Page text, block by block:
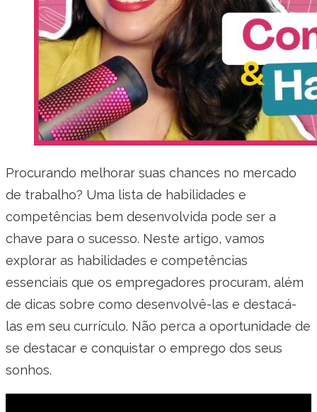
Procurando melhorar suas chances no mercado
de trabalho? Uma lista de habilidades e
competências bem desenvolvida pode ser a
chave para o sucesso. Neste artigo, vamos
explorar as habilidades e competências
essenciais que os empregadores procuram, além
de dicas sobre como desenvolvê-las e destacá-
las em seu currículo. Não perca a oportunidade de
se destacar e conquistar o emprego dos seus
sonhos.